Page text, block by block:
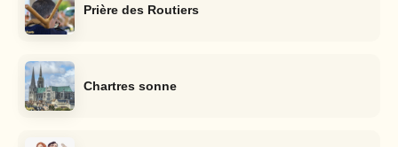
Prière des Routiers
Chartres sonne